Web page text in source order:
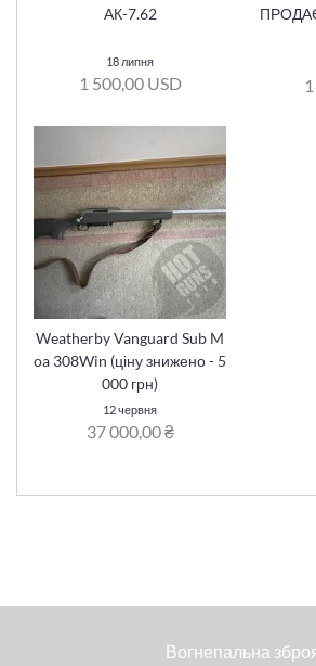
АК-7.62
18 липня
1 500,00 USD
Weatherby Vanguard Sub M
oa 308Win (ціну знижено - 5
000 грн)
12 червня
37 000,00 ₴
Вогнепальна